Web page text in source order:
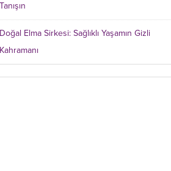
Tanışın
Doğal Elma Sirkesi: Sağlıklı Yaşamın Gizli
Kahramanı